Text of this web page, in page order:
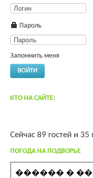
Пароль
Запомнить меня
ВОЙТИ
КТО НА САЙТЕ:
Сейчас 89 гостей и
ПОГОДА НА ПОДВОРЬЕ